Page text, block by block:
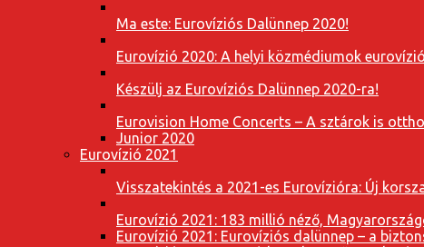
Ma este: Eurovíziós Dalünnep 2020!
Eurovízió 2020: A helyi közmédiumok
Készülj az Eurovíziós Dalünnep 2020-ra!
Eurovision Home Concerts – A sztárok is
Junior 2020
Eurovízió 2021
Visszatekintés a 2021-es Eurovízióra: Új
Eurovízió 2021: 183 millió néző,
Eurovízió 2021: Eurovíziós dalünnep – a